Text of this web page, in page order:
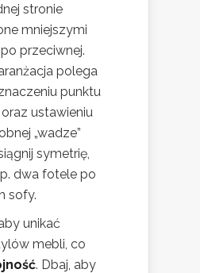
stronie
mniejszymi
przeciwnej.
polega
punktu
ustawieniu
„wadze”
symetrię,
dwa fotele po
sofy.
unikać
mebli, co
. Dbaj, aby